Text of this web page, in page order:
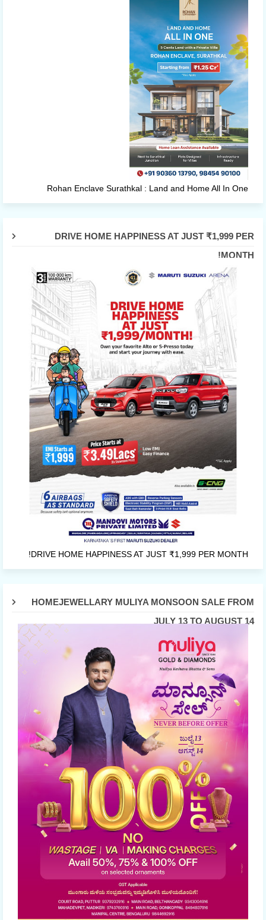
Rohan Enclave Surathkal : Land and Home All In One
DRIVE HOME HAPPINESS AT JUST ₹1,999 PER
MONTH!
DRIVE HOME HAPPINESS AT JUST ₹1,999 PER MONTH!
HOMEJEWELLARY MULIYA MONSOON SALE FROM
JULY 13 TO AUGUST 14